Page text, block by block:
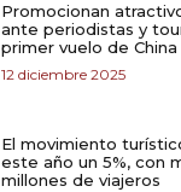
Promocionan
ante periodistas y
primer vuelo de
12 diciembre 2025
El movimiento
este año un 5%, con
millones de viajeros